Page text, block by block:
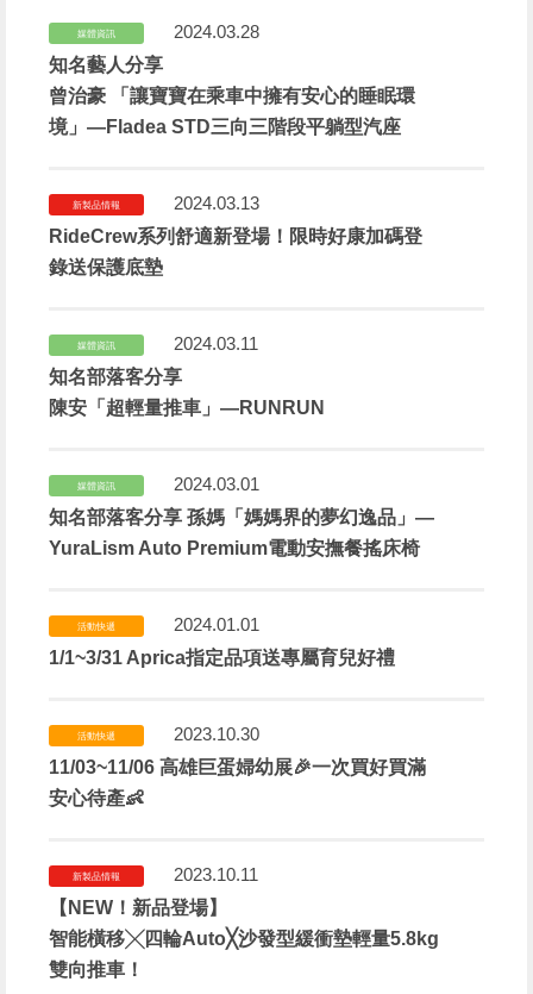
媒體資訊
2024.03.28
知名藝人分享
曾治豪 「讓寶寶在乘車中擁有安心的睡眠環
境」—Fladea STD三向三階段平躺型汽座
新製品情報
2024.03.13
RideCrew系列舒適新登場！限時好康加碼登
錄送保護底墊
媒體資訊
2024.03.11
知名部落客分享
陳安「超輕量推車」—RUNRUN
媒體資訊
2024.03.01
知名部落客分享 孫媽「媽媽界的夢幻逸品」—
YuraLism Auto Premium電動安撫餐搖床椅
活動快遞
2024.01.01
1/1~3/31 Aprica指定品項送專屬育兒好禮
活動快遞
2023.10.30
11/03~11/06 高雄巨蛋婦幼展🎉一次買好買滿
安心待產👶
新製品情報
2023.10.11
【NEW！新品登場】
智能橫移╳四輪Auto╳沙發型緩衝墊輕量5.8kg
雙向推車！